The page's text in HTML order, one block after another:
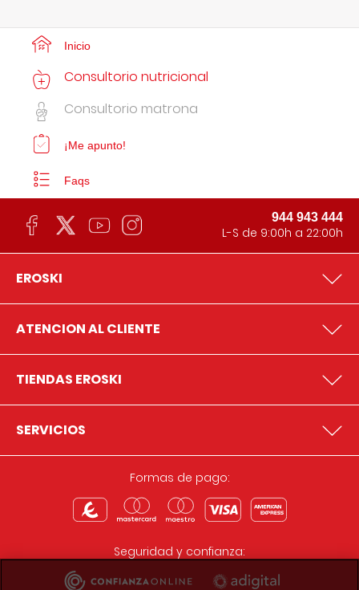
Inicio
Consultorio nutricional
Consultorio matrona
¡Me apunto!
Faqs
944 943 444
L-S de 9:00h a 22:00h
EROSKI
ATENCION AL CLIENTE
TIENDAS EROSKI
SERVICIOS
Formas de pago:
Seguridad y confianza: